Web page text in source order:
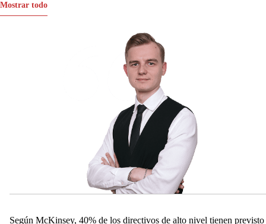
Mostrar todo
Según McKinsey, 40% de los directivos de alto nivel tienen previsto